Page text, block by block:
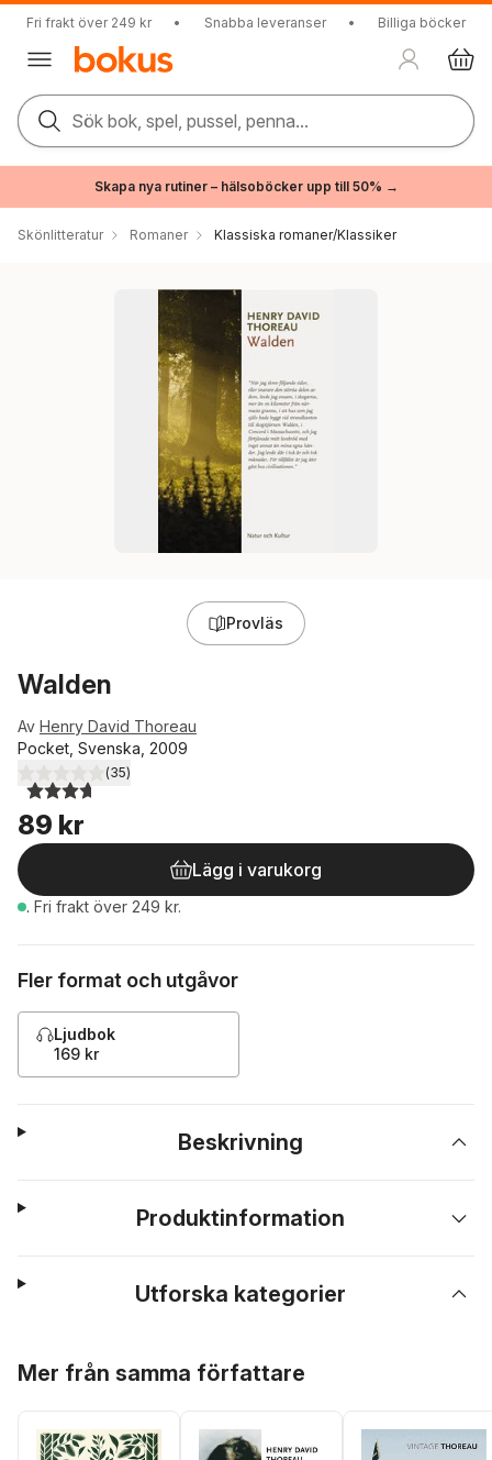
Fri frakt över 249 kr • Snabba leveranser • Billiga böcker
Sök bok, spel, pussel, penna...
Skapa nya rutiner – hälsoböcker upp till 50% →
Skönlitteratur Romaner Klassiska romaner/Klassiker
Provläs
Walden
Av Henry David Thoreau
Pocket, Svenska, 2009
3,7utav 5 stjärnor. Totalt antal röster:
(35)
89 kr
Lägg i varukorg
. Fri frakt över 249 kr.
Fler format och utgåvor
Ljudbok
169 kr
Beskrivning
Produktinformation
Utforska kategorier
Mer från samma författare